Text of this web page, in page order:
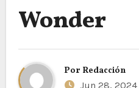
Wonder
Por Redacción
Jun 28, 2024